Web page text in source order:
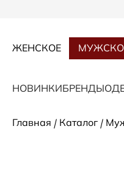
ЖЕНСКОЕ
НОВИНКИБРЕНДЫ
Главная / Каталог /